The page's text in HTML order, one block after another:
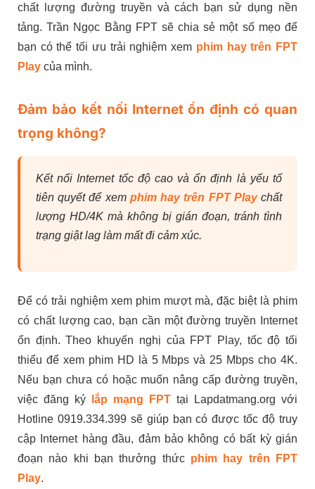
chất lượng đường truyền và cách bạn sử dụng nền
tảng. Trần Ngọc Bằng FPT sẽ chia sẻ một số mẹo để
bạn có thể tối ưu trải nghiệm xem phim hay trên FPT
Play của mình.
Đảm bảo kết nối Internet ổn định có quan
trọng không?
Kết nối Internet tốc độ cao và ổn định là yếu tố
tiên quyết để xem phim hay trên FPT Playchất
lượng HD/4K mà không bị gián đoạn, tránh tình
trạng giật lag làm mất đi cảm xúc.
Để có trải nghiệm xem phim mượt mà, đặc biệt là phim
có chất lượng cao, bạn cần một đường truyền Internet
ổn định. Theo khuyến nghị của FPT Play, tốc độ tối
thiểu để xem phim HD là 5 Mbps và 25 Mbps cho 4K.
Nếu bạn chưa có hoặc muốn nâng cấp đường truyền,
việc đăng ký
lắp mạng FPT tại Lapdatmang.org với
Hotline 0919.334.399 sẽ giúp bạn có được tốc độ truy
cập Internet hàng đầu, đảm bảo không có bất kỳ gián
đoạn nào khi bạn thưởng thức phim hay trên FPT
Play.